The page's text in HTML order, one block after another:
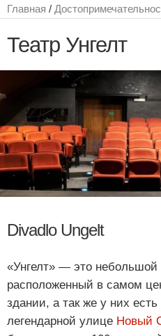
Главная /
Театр Унгелт
Divadlo Ungelt
«Унгелт» — это небольшой
расположенный в самом
здании, а так же у них
легендарной улице Новый